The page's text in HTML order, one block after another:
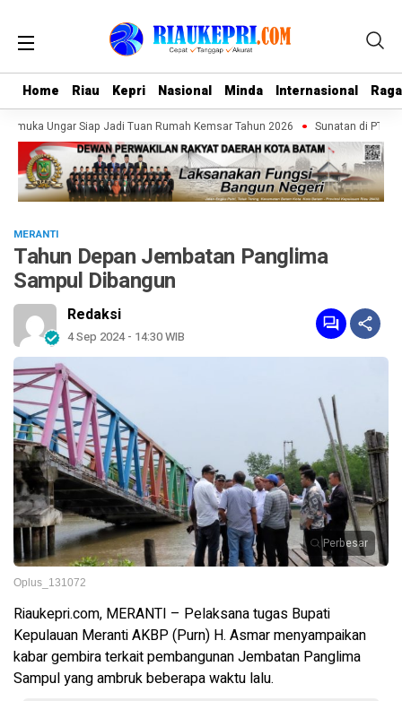
Home Riau Kepri Nasional Minda Internasional
Home Riau Kepri Nasional Minda Internasional
Ungar Siap Jadi Tuan Rumah Kemsar Tahun 2026 Sunatan di PT
MERANTI
Tahun Depan Jembatan Panglima
Sampul Dibangun
Redaksi
4 Sep 2024 - 14:30 WIB
Perbesar
Oplus_131072
Riaukepri.com, MERANTI – Pelaksana tugas Bupati
Kepulauan Meranti AKBP (Purn) H. Asmar menyampaikan
kabar gembira terkait pembangunan Jembatan Panglima
Sampul yang ambruk beberapa waktu lalu.